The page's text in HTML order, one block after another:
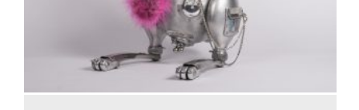
1,500.00€